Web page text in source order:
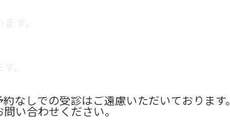
。
なしでの受診はご遠慮いただいております。
い合わせください。